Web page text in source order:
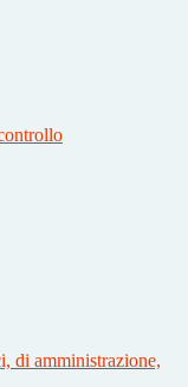
di amministrazione,